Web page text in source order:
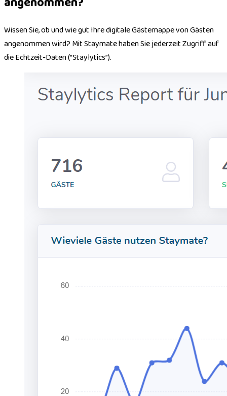
Wissen Sie, ob und wie gut Ihre digitale Gästemappe von Gästen
angenommen wird? Mit Staymate haben Sie jederzeit Zugriff auf
die Echtzeit-Daten (“Staylytics”).